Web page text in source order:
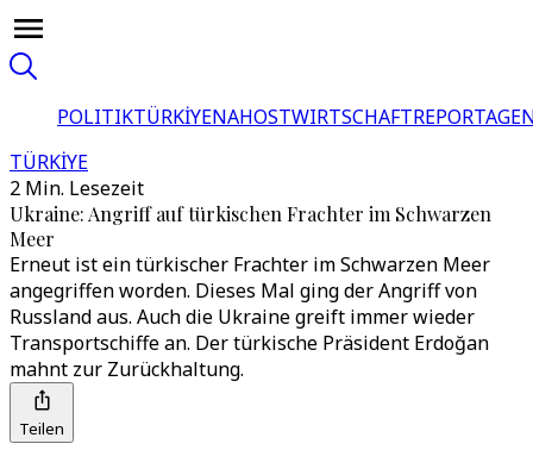
POLITIKTÜRKİYENAHOSTWIRTSCHAFT
TÜRKİYE
2 Min. Lesezeit
Ukraine: Angriff auf türkischen Frachter im Schwarzen
Meer
Erneut ist ein türkischer Frachter im Schwarzen Meer
angegriffen worden. Dieses Mal ging der Angriff von
Russland aus. Auch die Ukraine greift immer wieder
Transportschiffe an. Der türkische Präsident Erdoğan
mahnt zur Zurückhaltung.
Teilen